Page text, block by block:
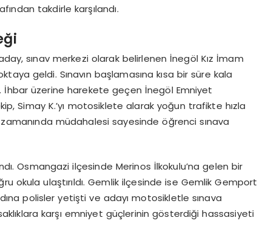
takdirle karşılandı.
sınav merkezi olarak belirlenen İnegöl Kız İmam
geldi. Sınavın başlamasına kısa bir süre kala
İhbar üzerine harekete geçen İnegöl Emniyet
Simay K.’yı motosiklete alarak yoğun trafikte hızla
müdahalesi sayesinde öğrenci sınava
Osmangazi ilçesinde Merinos İlkokulu’na gelen bir
okula ulaştırıldı. Gemlik ilçesinde ise Gemlik Gemport
polisler yetişti ve adayı motosikletle sınava
karşı emniyet güçlerinin gösterdiği hassasiyeti